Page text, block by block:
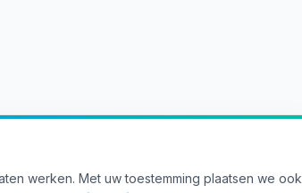
werken. Met uw toestemming plaatsen we ook